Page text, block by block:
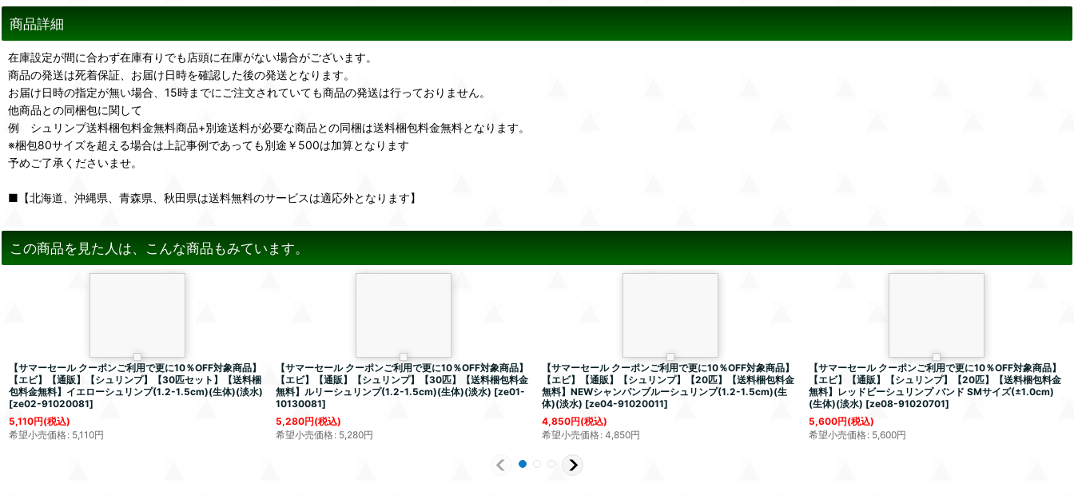
商品詳細
在庫設定が間に合わず在庫有りでも店頭に在庫がない場合がございます。
商品の発送は死着保証、お届け日時を確認した後の発送となります。
お届け日時の指定が無い場合、15時までにご注文されていても商品の発送は行っておりません。
他商品との同梱包に関して
例 シュリンプ送料梱包料金無料商品+別途送料が必要な商品との同梱は送料梱包料金無料となります。
※梱包80サイズを超える場合は上記事例であっても別途￥500は加算となります
予めご了承くださいませ。
■【北海道、沖縄県、青森県、秋田県は送料無料のサービスは適応外となります】
この商品を見た人は、こんな商品もみています。
【サマーセール クーポンご利用で更に10％OFF対象商品】
【エビ】【通販】【シュリンプ】【30匹セット】【送料梱
包料金無料】イエローシュリンプ(1.2-1.5cm)(生体)(淡水)
[ze02-91020081]
5,110円(税込)
希望小売価格: 5,110円
【サマーセール クーポンご利用で更に10％OFF対象商品】
【エビ】【通販】【シュリンプ】【30匹】【送料梱包料金
無料】ルリーシュリンプ(1.2-1.5cm)(生体)(淡水) [ze01-
10130081]
5,280円(税込)
希望小売価格: 5,280円
【サマーセール クーポンご利用で更に10％OFF対象商品】
【エビ】【通販】【シュリンプ】【20匹】【送料梱包料金
無料】NEWシャンパンブルーシュリンプ(1.2-1.5cm)(生
体)(淡水) [ze04-91020011]
4,850円(税込)
希望小売価格: 4,850円
【サマーセール クーポンご利用で更に10％OFF対象商品】
【エビ】【通販】【シュリンプ】【20匹】【送料梱包料金
無料】レッドビーシュリンプ バンド SMサイズ(±1.0cm)
(生体)(淡水) [ze08-91020701]
5,600円(税込)
希望小売価格: 5,600円